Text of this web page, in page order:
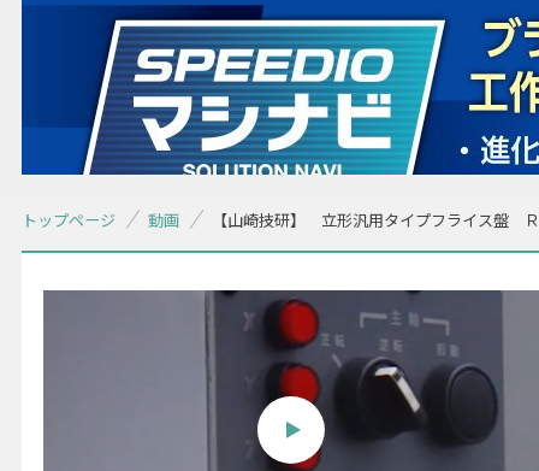
トップページ 動画 【山崎技研】 立形汎用タイプフライス盤